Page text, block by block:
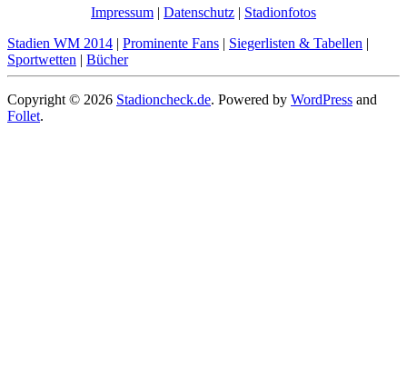
Impressum | Datenschutz | Stadionfotos
Stadien WM 2014 | Prominente Fans | Siegerlisten & Tabellen |
Sportwetten | Bücher
Copyright © 2026 Stadioncheck.de. Powered by WordPress and
Follet.